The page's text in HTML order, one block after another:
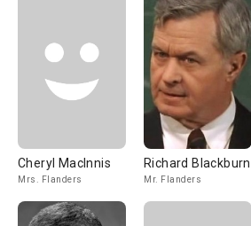
Cheryl MacInnis
Mrs. Flanders
Richard Blackburn
Mr. Flanders